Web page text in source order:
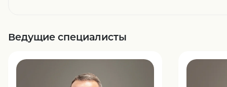
Ведущие специалисты